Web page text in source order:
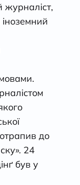
до
24
був у